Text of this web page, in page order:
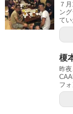
７
ン
て
榎
昨
フ